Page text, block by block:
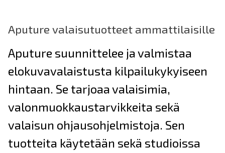
Aputure valaisutuotteet ammattilaisille
Aputure suunnittelee ja valmistaa
elokuvavalaistusta kilpailukykyiseen
hintaan. Se tarjoaa valaisimia,
valonmuokkaustarvikkeita sekä
valaisun ohjausohjelmistoja. Sen
tuotteita käytetään sekä studioissa